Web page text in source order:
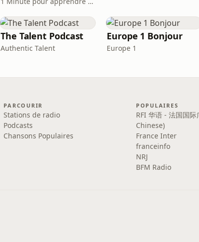
The Talent Podcast
Authentic Talent
Europe 1 Bonjour
Europe 1
PARCOURIR
Stations de radio
Podcasts
Chansons Populaires
POPULAIRES
RFI 华语 - 法国国际
Chinese)
France Inter
franceinfo
NRJ
BFM Radio